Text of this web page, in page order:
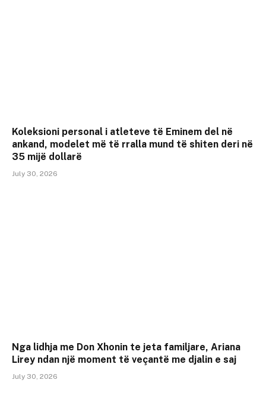
Koleksioni personal i atleteve të Eminem del në
ankand, modelet më të rralla mund të shiten deri në
35 mijë dollarë
July 30, 2026
Nga lidhja me Don Xhonin te jeta familjare, Ariana
Lirey ndan një moment të veçantë me djalin e saj
July 30, 2026